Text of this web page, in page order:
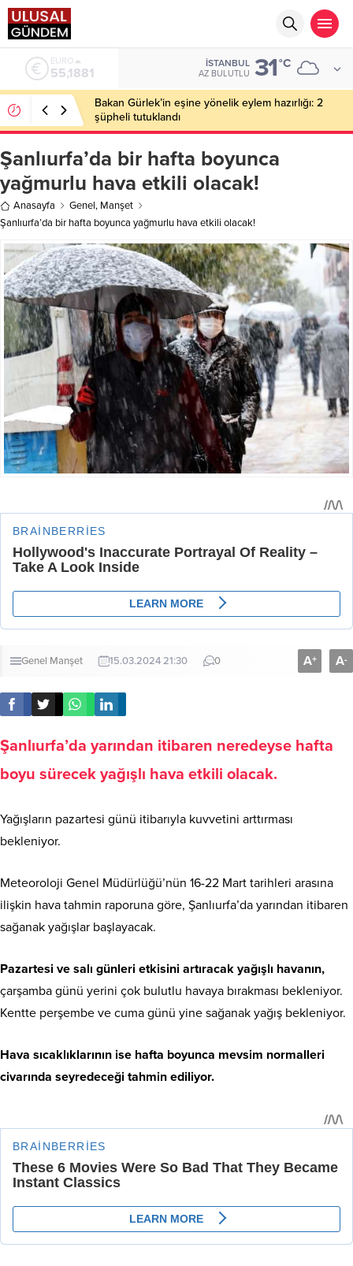
EURO
55,1881
İSTANBUL
AZ BULUTLU 31°C
Bakan Gürlek’in eşine yönelik eylem hazırlığı: 2
şüpheli tutuklandı
Şanlıurfa’da bir hafta boyunca
yağmurlu hava etkili olacak!
Anasayfa Genel, Manşet
Şanlıurfa’da bir hafta boyunca yağmurlu hava etkili olacak!
Genel Manşet 15.03.2024 21:30 0 A+ A-
Şanlıurfa’da yarından itibaren neredeyse hafta
boyu sürecek yağışlı hava etkili olacak.
Yağışların pazartesi günü itibarıyla kuvvetini arttırması
bekleniyor.
Meteoroloji Genel Müdürlüğü’nün 16-22 Mart tarihleri arasına
ilişkin hava tahmin raporuna göre, Şanlıurfa’da yarından itibaren
sağanak yağışlar başlayacak.
Pazartesi ve salı günleri etkisini artıracak yağışlı havanın,
çarşamba günü yerini çok bulutlu havaya bırakması bekleniyor.
Kentte perşembe ve cuma günü yine sağanak yağış bekleniyor.
Hava sıcaklıklarının ise hafta boyunca mevsim normalleri
civarında seyredeceği tahmin ediliyor.